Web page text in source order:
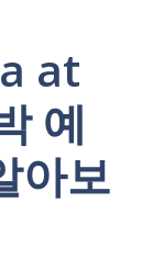
at
예
아보